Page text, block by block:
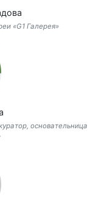
«G1 Галерея»
основательница